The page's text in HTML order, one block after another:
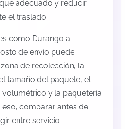
adecuado y reducir
el traslado.
como Durango a
de envío puede
de recolección, la
tamaño del paquete, el
volumétrico y la paquetería
eso, comparar antes de
entre servicio